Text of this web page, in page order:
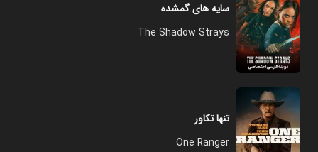
سایه های گمشده
The Shadow Strays
تنها تکاور
One Ranger